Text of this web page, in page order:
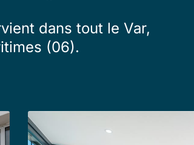
dans tout le Var,
(06).